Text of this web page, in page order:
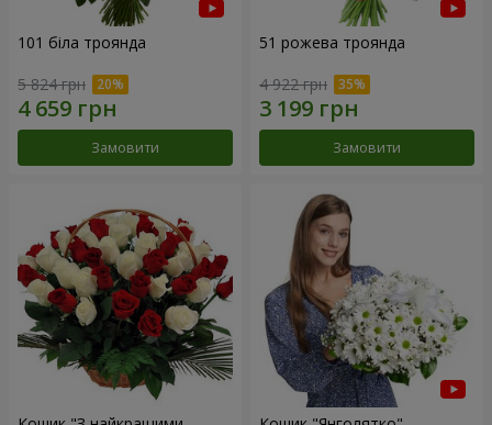
101 біла троянда
5 824 грн
Замовити
51 рожева троянда
4 922 грн
Замовити